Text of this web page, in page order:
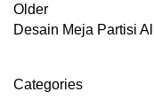
Older
Desain Meja Partisi
Categories